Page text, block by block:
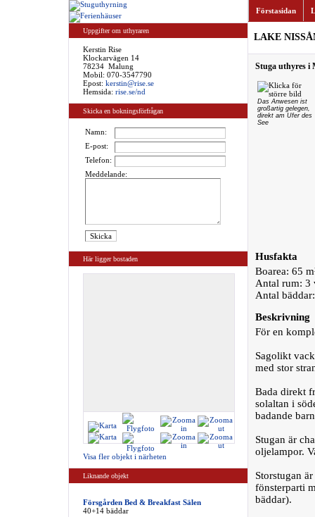
Uppgifter om uthyraren
Kerstin Rise
Klockarvägen 14
78234 Malung
Mobil: 070-3547790
Epost: kerstin@rise.se
Hemsida: rise.se/nd
Skicka en bokningsförfrågan
Namn:
E-post:
Telefon:
Meddelande:
Här ligger bostaden
Visa fler objekt i närheten
Liknande objekt
Försgården Bed & Breakfast Sälen
40+14 bäddar
Förstasidan
LAKE
Stuga uthyres i
Das Anwesen ist
großartig gelegen,
direkt am Ufer des
See
Husfakta
Boarea: 65
Antal rum: 3
Antal
Beskrivning
För en
Sagolikt
med stor
Bada direkt
solaltan i
badande
Stugan är
oljelampor.
Storstugan
fönsterparti
bäddar).